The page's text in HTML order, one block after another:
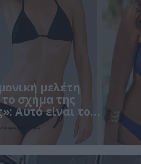
μελέτη
σχήμα της
Αυτό είναι το
σώμα
βαθμολογίες